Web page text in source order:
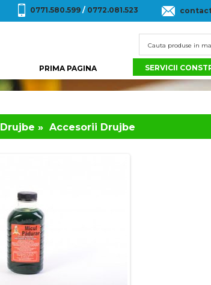
0771.580.599 / 0772.081.523
PRIMA PAGINA SERVICII
Drujbe » Accesorii Drujbe